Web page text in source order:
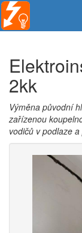
2kk
Výměna původní
zařízenou
vodičů v podlaze